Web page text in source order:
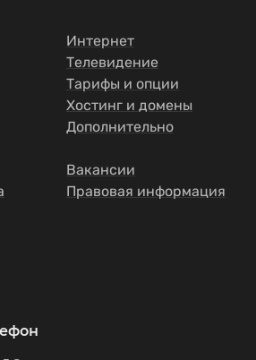
Интернет
Телевидение
Тарифы и опции
Хостинг и домены
Дополнительно
Вакансии
Правовая информация